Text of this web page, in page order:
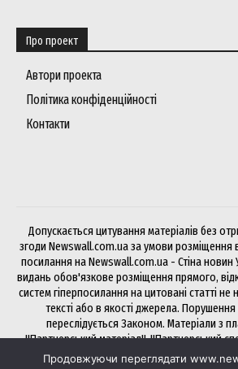
Про проект
Автори проекта
Політика конфіденційності
Контакти
Допускається цитування матеріалів без
згоди Newswall.com.ua за умови розміщення
посилання на Newswall.com.ua - Стіна новин
видань обов'язкове розміщення прямого,
систем гіперпосилання на цитовані статті
тексті або в якості джерела.
переслідується Законом. Матеріали з
"Партнерський матеріал", "Партнерський
новини", "Прес-реліз", "PR", "Офіційно"
Продовжуючи переглядати